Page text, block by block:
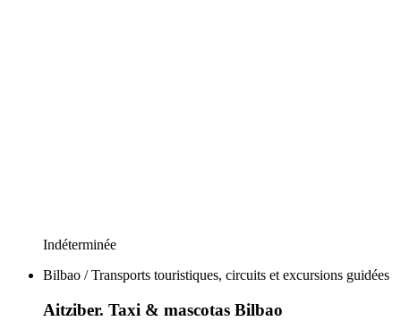
Indéterminée
Bilbao / Transports touristiques, circuits et excursions guidées
Aitziber. Taxi & mascotas Bilbao